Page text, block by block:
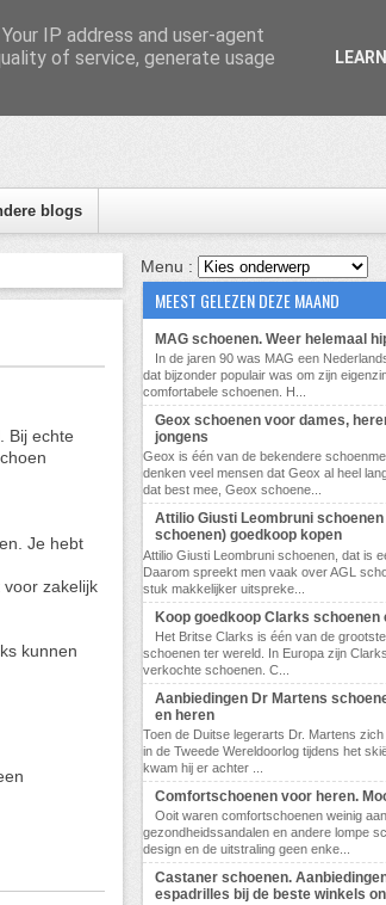
blogs
Bij echte
Je hebt
zakelijk
kunnen
Menu :
MEEST GELEZEN DEZE MAAND
MAG schoenen. Weer helemaal
In de jaren 90 was MAG een
dat bijzonder populair was om zijn
comfortabele schoenen. H...
Geox schoenen voor dames,
jongens
Geox is één van de bekendere
denken veel mensen dat Geox al heel
dat best mee, Geox schoene...
Attilio Giusti Leombruni schoenen
schoenen) goedkoop kopen
Attilio Giusti Leombruni schoenen, dat is
Daarom spreekt men vaak over AGL
stuk makkelijker uitspreke...
Koop goedkoop Clarks schoenen
Het Britse Clarks is één van de
schoenen ter wereld. In Europa zijn
verkochte schoenen. C...
Aanbiedingen Dr Martens
en heren
Toen de Duitse legerarts Dr. Martens
in de Tweede Wereldoorlog tijdens het
kwam hij er achter ...
Comfortschoenen voor heren.
Ooit waren comfortschoenen weinig
gezondheidssandalen en andere lompe
design en de uitstraling geen enke...
Castaner schoenen.
espadrilles bij de beste winkels
IP address and user-agent
of service, generate usage